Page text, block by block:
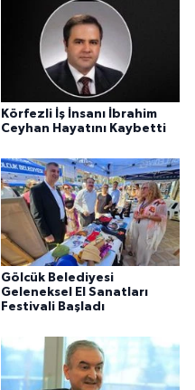
Körfezli İş İnsanı İbrahim
Ceyhan Hayatını Kaybetti
Gölcük Belediyesi
Geleneksel El Sanatları
Festivali Başladı